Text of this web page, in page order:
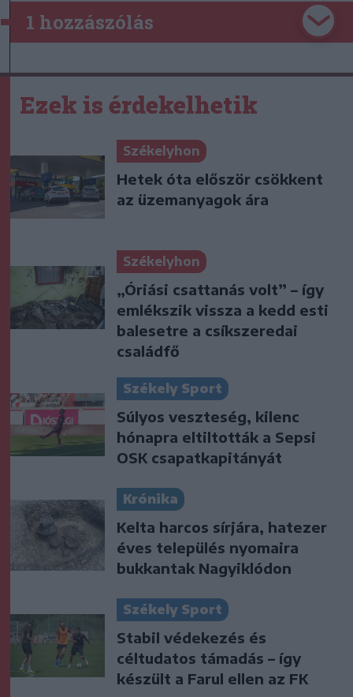
1 hozzászólás
Ezek is érdekelhetik
Székelyhon
Hetek óta először csökkent
az üzemanyagok ára
Székelyhon
„Óriási csattanás volt” – így
emlékszik vissza a kedd esti
balesetre a csíkszeredai
családfő
Székely Sport
Súlyos veszteség, kilenc
hónapra eltiltották a Sepsi
OSK csapatkapitányát
Krónika
Kelta harcos sírjára, hatezer
éves település nyomaira
bukkantak Nagyiklódon
Székely Sport
Stabil védekezés és
céltudatos támadás – így
készült a Farul ellen az FK